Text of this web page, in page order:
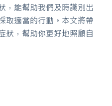
，能幫助我們及時識別出
取適當的行動。本文將帶
狀，幫助你更好地照顧自